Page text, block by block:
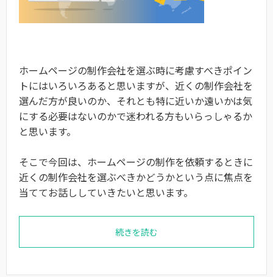
ホームページの制作会社を選ぶ時に考慮すべきポイン
トにはいろいろあると思いますが、近くの制作会社を
選んだ方が良いのか、それとも特に近いか遠いかは気
にする必要はないのかで迷われる方もいらっしゃるか
と思います。
そこで今回は、ホームページの制作を依頼するときに
近くの制作会社を選ぶべきかどうかという点に焦点を
当ててお話ししていきたいと思います。
続きを読む